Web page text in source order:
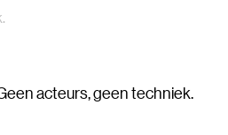
acteurs, geen techniek.